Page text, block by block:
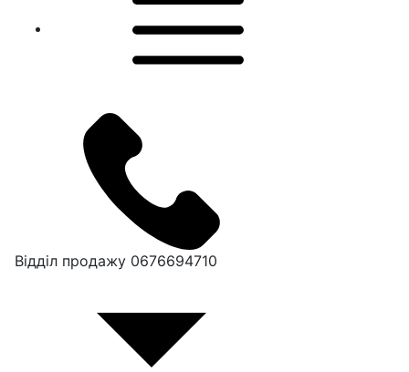
Відділ продажу 0676694710